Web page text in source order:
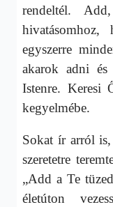
rendeltél.
egyszerre
akarok adni
Istenre. Keresi
kegyelmébe.
Sokat ír arról
szeretetre
„Add a Te
életúton